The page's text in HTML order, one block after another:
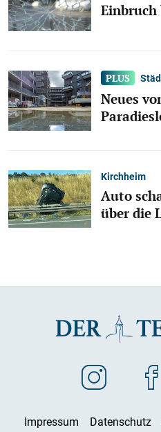
Einbruch
Neues
Kirchheim
Auto
über die
Impressum Datenschutz